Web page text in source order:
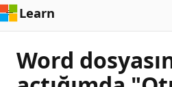
Learn
Word